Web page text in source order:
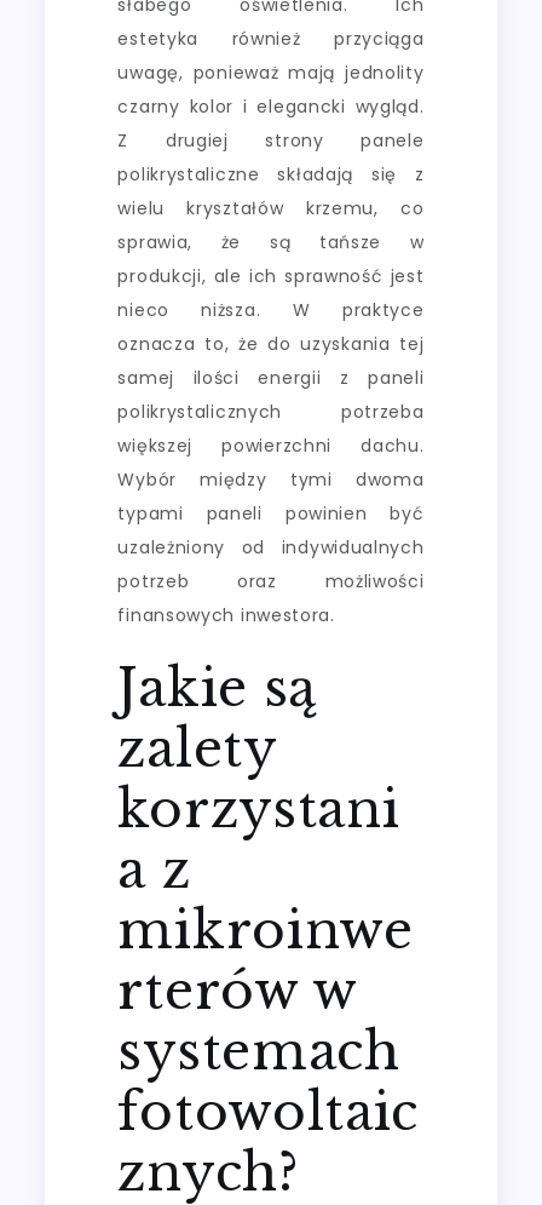
estetyka również przyciąga
uwagę, ponieważ mają jednolity
czarny kolor i elegancki wygląd.
Z drugiej strony panele
polikrystaliczne składają się z
wielu kryształów krzemu, co
sprawia, że są tańsze w
produkcji, ale ich sprawność jest
nieco niższa. W praktyce
oznacza to, że do uzyskania tej
samej ilości energii z paneli
polikrystalicznych potrzeba
większej powierzchni dachu.
Wybór między tymi dwoma
typami paneli powinien być
uzależniony od indywidualnych
potrzeb oraz możliwości
finansowych inwestora.
Jakie są
zalety
korzystani
a z
mikroinwe
rterów w
systemach
fotowoltaic
znych?